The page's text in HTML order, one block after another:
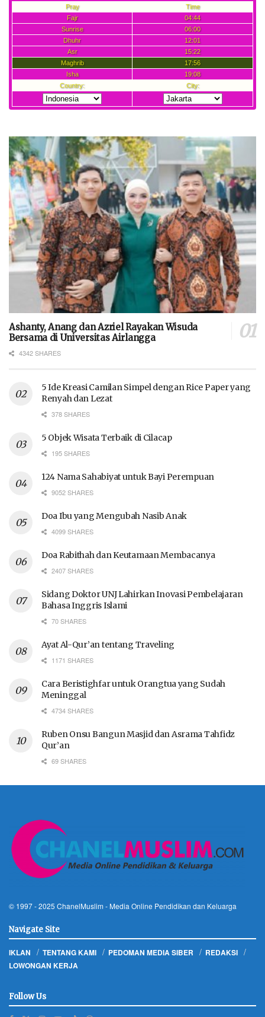
Ashanty, Anang dan Azriel Rayakan Wisuda
Bersama di Universitas Airlangga
4342 SHARES
5 Ide Kreasi Camilan Simpel dengan Rice Paper yang
Renyah dan Lezat
378 SHARES
5 Objek Wisata Terbaik di Cilacap
195 SHARES
124 Nama Sahabiyat untuk Bayi Perempuan
9052 SHARES
Doa Ibu yang Mengubah Nasib Anak
4099 SHARES
Doa Rabithah dan Keutamaan Membacanya
2407 SHARES
Sidang Doktor UNJ Lahirkan Inovasi Pembelajaran
Bahasa Inggris Islami
70 SHARES
Ayat Al-Qur’an tentang Traveling
1171 SHARES
Cara Beristighfar untuk Orangtua yang Sudah
Meninggal
4734 SHARES
Ruben Onsu Bangun Masjid dan Asrama Tahfidz
Qur’an
69 SHARES
© 1997 - 2025 ChanelMuslim - Media Online Pendidikan dan Keluarga
Navigate Site
IKLAN TENTANG KAMI PEDOMAN MEDIA SIBER
REDAKSI
LOWONGAN KERJA
Follow Us